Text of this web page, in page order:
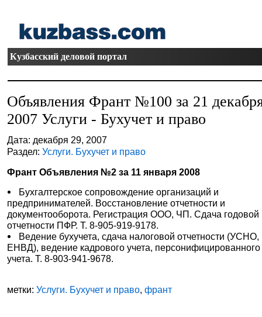
Кузбасский деловой портал
Объявления Франт №100 за 21
2007 Услуги - Бухучет и право
Дата: декабря 29, 2007
Раздел:Услуги. Бухучет и право
Франт Объявления №2 за 11 января 2008
Бухгалтерское сопровождение организаций и
предпринимателей. Восстановление отчетности и
документооборота. Регистрация ООО, ЧП. Сдача годовой
отчетности ПФР. Т. 8-905-919-9178.
Ведение бухучета, сдача налоговой отчетности (УСНО,
ЕНВД), ведение кадрового учета, персонифицированного
учета. Т. 8-903-941-9678.
метки:Услуги. Бухучет и право,франт